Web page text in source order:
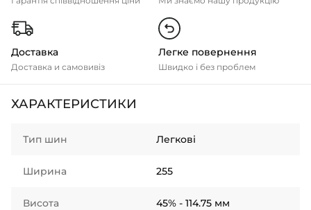
Доставка
Доставка и самовивіз
Легке повернення
Швидко і без проблем
ХАРАКТЕРИСТИКИ
Тип шин Легкові
Ширина 255
Висота 45% - 114.75 мм